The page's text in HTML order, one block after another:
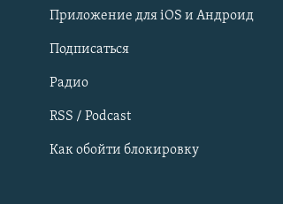
Qırımtatar
ПРИСОЕДИНЯЙТЕСЬ!
Приложение для iOS и Андроид
Подписаться
Радио
RSS / Podcast
Как обойти блокировку